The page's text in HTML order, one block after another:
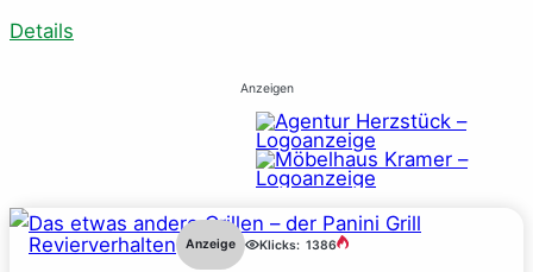
Details
Anzeigen
Revierverhalten Anzeige Klicks: 1386